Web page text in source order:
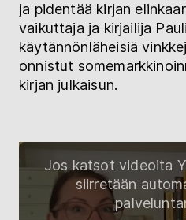
ja pidentää kirjan
vaikuttaja ja kirjailija
käytännönläheisiä
onnistut
kirjan julkaisun.
Jos katsot videoita
siirretään